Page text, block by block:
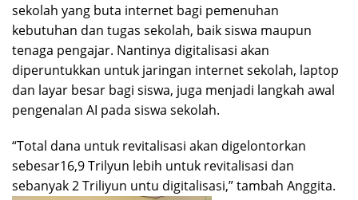
sekolah yang buta internet bagi pemenuhan
kebutuhan dan tugas sekolah, baik siswa maupun
tenaga pengajar. Nantinya digitalisasi akan
diperuntukkan untuk jaringan internet sekolah, laptop
dan layar besar bagi siswa, juga menjadi langkah awal
pengenalan AI pada siswa sekolah.
“Total dana untuk revitalisasi akan digelontorkan
sebesar16,9 Trilyun lebih untuk revitalisasi dan
sebanyak 2 Triliyun untu digitalisasi,” tambah Anggita.